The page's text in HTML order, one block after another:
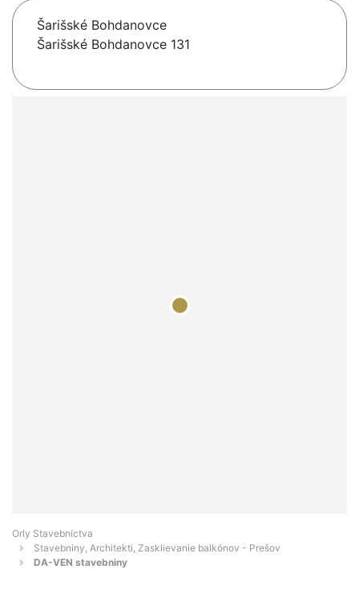
Šarišské Bohdanovce
Šarišské Bohdanovce 131
Orly Stavebníctva
Stavebniny, Architekti, Zasklievanie balkónov - Prešov
DA-VEN stavebniny